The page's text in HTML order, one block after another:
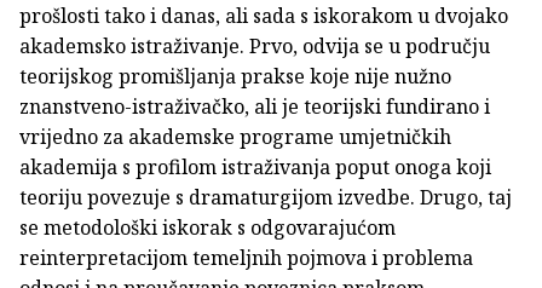
prošlosti tako i danas, ali sada s iskorakom u dvojako
akademsko istraživanje. Prvo, odvija se u području
teorijskog promišljanja prakse koje nije nužno
znanstveno-istraživačko, ali je teorijski fundirano i
vrijedno za akademske programe umjetničkih
akademija s profilom istraživanja poput onoga koji
teoriju povezuje s dramaturgijom izvedbe. Drugo, taj
se metodološki iskorak s odgovarajućom
reinterpretacijom temeljnih pojmova i problema